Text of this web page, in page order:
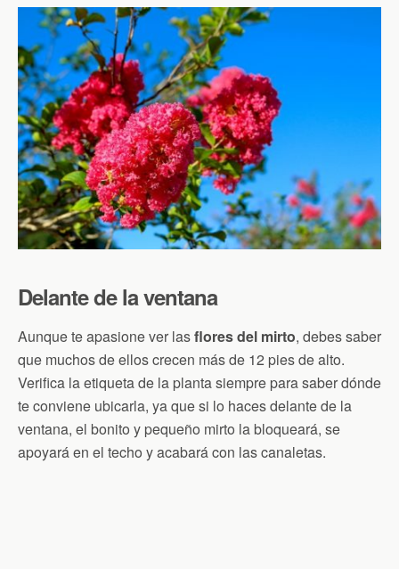
Delante de la ventana
Aunque te apasione ver lasflores del mirto, debes saber
que muchos de ellos crecen más de 12 pies de alto.
Verifica la etiqueta de la planta siempre para saber dónde
te conviene ubicarla, ya que si lo haces delante de la
ventana, el bonito y pequeño mirto la bloqueará, se
apoyará en el techo y acabará con las canaletas.